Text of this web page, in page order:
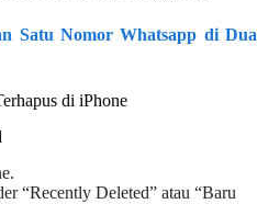
Satu Nomor Whatsapp di Dua
di iPhone
“Recently Deleted” atau “Baru